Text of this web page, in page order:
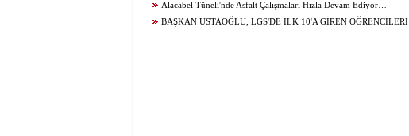
BAŞAKŞEHİR ‘DEN DAVET
Alacabel Tüneli'nde Asfalt Çalışmaları Hızla Devam Ediyor…
BAŞKAN USTAOĞLU, LGS'DE İLK 10'A GİREN ÖĞRENCİLERİ